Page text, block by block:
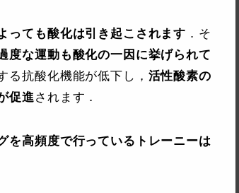
っても酸化は引き起こされます ．そ
度な運動も酸化の一因に挙げられて
る抗酸化機能が低下し， 活性酸素の
促進されます．
を高頻度で行っているトレーニーは